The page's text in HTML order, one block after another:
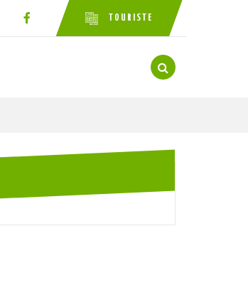
Lien vers le compte Facebook
TOURISTE
RECHERCHE